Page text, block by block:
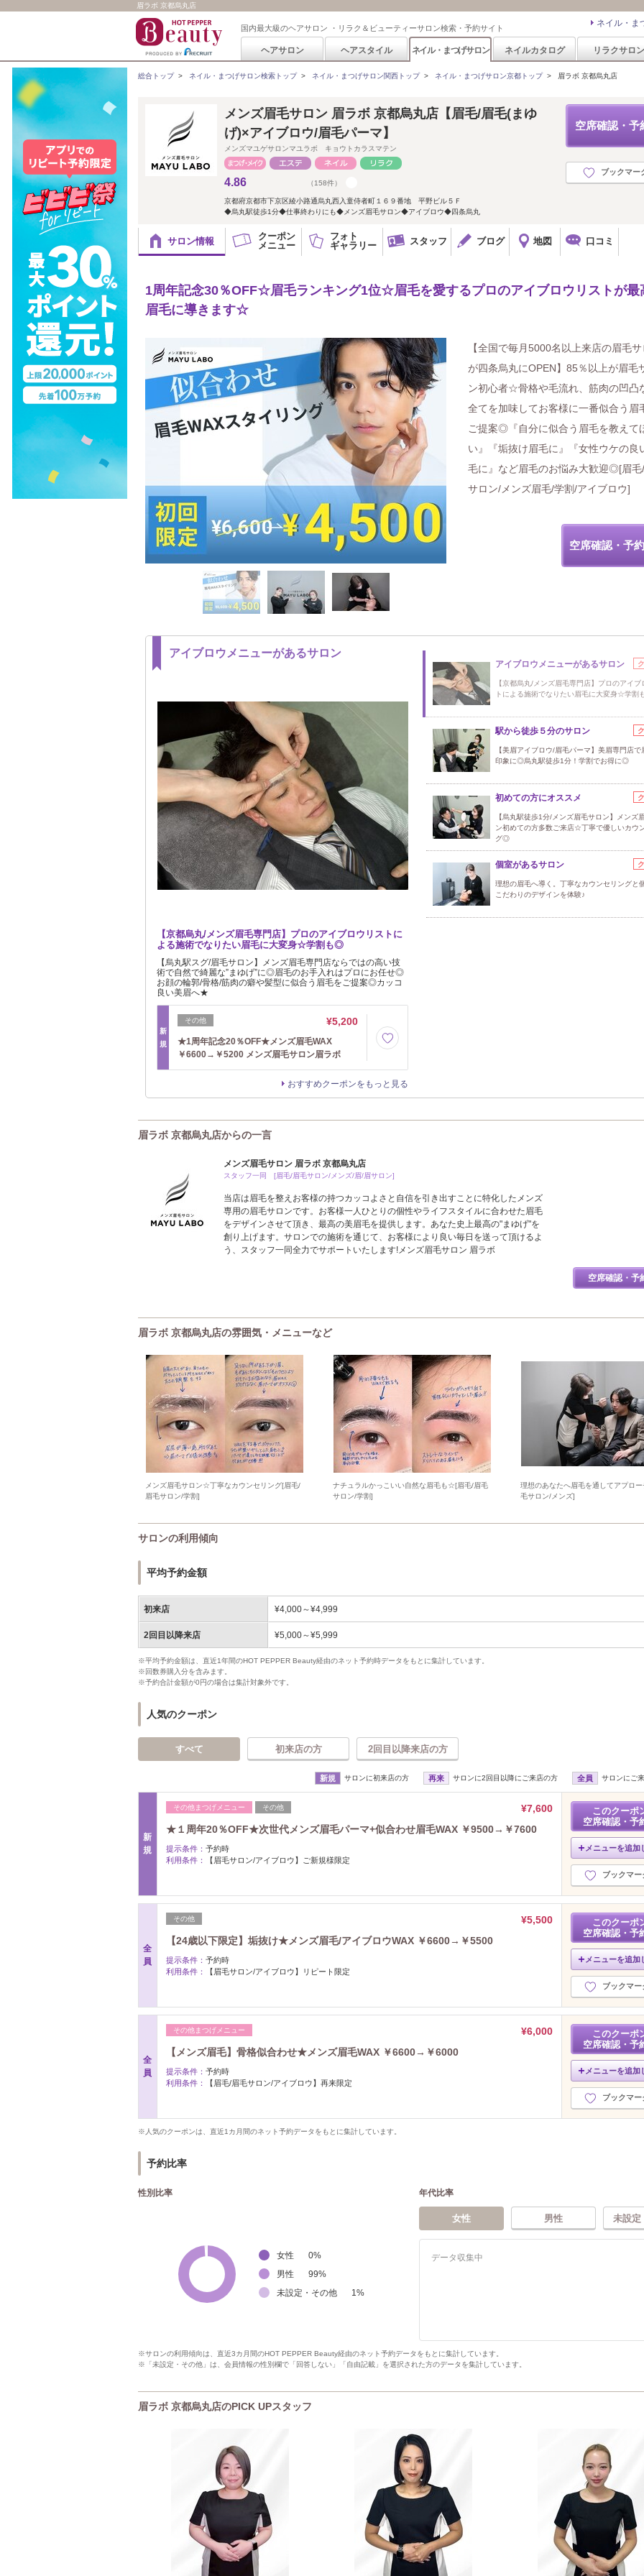
眉ラボ 京都烏丸店
国内最大級のヘアサロン ・リラク＆ビューティーサロン検索・予約サイト ネイル・ま
ヘアサロン ヘアスタイル ネイル・まつげサロン ネイルカタログ リラクサロン
総合トップ> ネイル・まつげサロン検索トップ> ネイル・まつげサロン関西トップ> ネイル・まつげサロン京都トップ> 眉ラボ 京都烏丸店
空席確認・予
ブックマー
メンズ眉毛サロン 眉ラボ 京都烏丸店【眉毛/眉毛(まゆ
げ)×アイブロウ/眉毛パーマ】
メンズマユゲサロンマユラボ キョウトカラスマテン
4.86 （158件）
京都府京都市下京区綾小路通烏丸西入童侍者町１６９番地 平野ビル５Ｆ
◆烏丸駅徒歩1分◆仕事終わりにも◆メンズ眉毛サロン◆アイブロウ◆四条烏丸
サロン情報
クーポン
メニュー
フォト
ギャラリー
スタッフ ブログ 地図 口コミ
1周年記念30％OFF☆眉毛ランキング1位☆眉毛を愛するプロのアイブロウリストが最
眉毛に導きます☆
【全国で毎月5000名以上来店の眉毛
が四条烏丸にOPEN】85％以上が眉毛
ン初心者☆骨格や毛流れ、筋肉の凹凸
全てを加味してお客様に一番似合う眉
ご提案◎『自分に似合う眉毛を教えて
い』『垢抜け眉毛に』『女性ウケの良
毛に』など眉毛のお悩み大歓迎◎[眉毛
サロン/メンズ眉毛/学割/アイブロウ]
空席確認・予
アイブロウメニューがあるサロン
【京都烏丸/メンズ眉毛専門店】プロのアイブロウリストに
よる施術でなりたい眉毛に大変身☆学割も◎
【烏丸駅スグ/眉毛サロン】メンズ眉毛専門店ならではの高い技
術で自然で綺麗な”まゆげ”に◎眉毛のお手入れはプロにお任せ◎
お顔の輪郭/骨格/筋肉の癖や髪型に似合う眉毛をご提案◎カッコ
良い美眉へ★
新
規
その他 ¥5,200
★1周年記念20％OFF★メンズ眉毛WAX
￥6600→￥5200 メンズ眉毛サロン眉ラボ
おすすめクーポンをもっと見る
アイブロウメニューがあるサロン
【京都烏丸/メンズ眉毛専門店】プロのアイブ
トによる施術でなりたい眉毛に大変身☆学割
駅から徒歩５分のサロン
【美眉アイブロウ/眉毛パーマ】美眉専門店で
印象に◎烏丸駅徒歩1分！学割でお得に◎
初めての方にオススメ
【烏丸駅徒歩1分/メンズ眉毛サロン】メンズ
ン初めての方多数ご来店☆丁寧で優しいカウ
グ◎
個室があるサロン
理想の眉毛へ導く。丁寧なカウンセリングと
こだわりのデザインを体験♪
眉ラボ 京都烏丸店からの一言
メンズ眉毛サロン 眉ラボ 京都烏丸店
スタッフ一同 [眉毛/眉毛サロン/メンズ/眉/眉サロン]
当店は眉毛を整えお客様の持つカッコよさと自信を引き出すことに特化したメンズ
専用の眉毛サロンです。お客様一人ひとりの個性やライフスタイルに合わせた眉毛
をデザインさせて頂き、最高の美眉毛を提供します。あなた史上最高の"まゆげ"を
創り上げます。サロンでの施術を通じて、お客様により良い毎日を送って頂けるよ
う、スタッフ一同全力でサポートいたします!メンズ眉毛サロン 眉ラボ
空席確認・予
眉ラボ 京都烏丸店の雰囲気・メニューなど
メンズ眉毛サロン☆丁寧なカウンセリング[眉毛/
眉毛サロン/学割]
ナチュラルかっこいい自然な眉毛も☆[眉毛/眉毛
サロン/学割]
理想のあなたへ眉毛を通してアプロ
毛サロン/メンズ]
サロンの利用傾向
平均予約金額
初来店 ¥4,000～¥4,999
2回目以降来店 ¥5,000～¥5,999
※平均予約金額は、直近1年間のHOT PEPPER Beauty経由のネット予約時データをもとに集計しています。
※回数券購入分を含みます。
※予約合計金額が0円の場合は集計対象外です。
人気のクーポン
すべて 初来店の方 2回目以降来店の方
新規 サロンに初来店の方 再来 サロンに2回目以降にご来店の方 全員 サロンにご
新
規
その他まつげメニュー その他
¥7,600
★１周年20％OFF★次世代メンズ眉毛パーマ+似合わせ眉毛WAX ￥9500→￥7600
提示条件： 予約時
利用条件：
【眉毛サロン/アイブロウ】ご新規様限定
このクーポ
空席確認・予
メニューを追加
ブックマー
全
員
その他
¥5,500
【24歳以下限定】垢抜け★メンズ眉毛/アイブロウWAX ￥6600→￥5500
提示条件： 予約時
利用条件：
【眉毛サロン/アイブロウ】リピート限定
このクーポ
空席確認・予
メニューを追加
ブックマー
全
員
その他まつげメニュー
¥6,000
【メンズ眉毛】骨格似合わせ★メンズ眉毛WAX ￥6600→￥6000
提示条件： 予約時
利用条件：
【眉毛/眉毛サロン/アイブロウ】再来限定
このクーポ
空席確認・予
メニューを追加
ブックマー
※人気のクーポンは、直近1カ月間のネット予約データをもとに集計しています。
予約比率
性別比率
女性 0%
男性
99%
未設定・その他
1 %
年代比率
女性 男性 未設定
データ収集中
※サロンの利用傾向は、直近3カ月間のHOT PEPPER Beauty経由のネット予約データをもとに集計しています。
※「未設定・その他」は、会員情報の性別欄で「回答しない」「自由記載」を選択された方のデータを集計しています。
眉ラボ 京都烏丸店のPICK UPスタッフ